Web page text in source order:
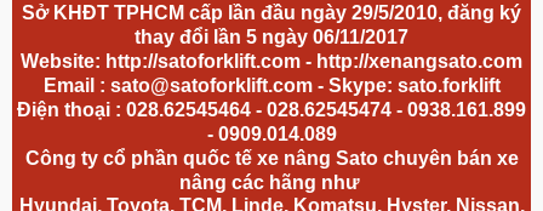
Sở KHĐT TPHCM cấp lần đầu ngày 29/5/2010, đăng ký
thay đổi lần 5 ngày 06/11/2017
Website: http://satoforklift.com - http://xenangsato.com
Email : sato@satoforklift.com- Skype: sato.forklift
Điện thoại : 028.62545464 - 028.62545474 - 0938.161.899
- 0909.014.089
Công ty cổ phần quốc tế xe nâng Sato chuyên bán xe
nâng các hãng như
Hyundai, Toyota, TCM, Linde, Komatsu, Hyster, Nissan,